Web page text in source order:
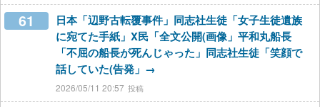
61
日本「辺野古転覆事件」同志社生徒「女子生徒遺族
に宛てた手紙」X民「全文公開(画像」平和丸船長
「不屈の船長が死んじゃった」同志社生徒「笑顔で
話していた(告発」→
2026/05/11 20:57